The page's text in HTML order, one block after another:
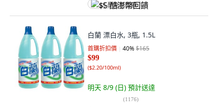
$5 酷澎幣回饋
白蘭 漂白水, 3瓶, 1.5L
首購折扣價 40%$165
$99
($2.20/100ml)
明天 8/9 (日) 預計送達
(1176)